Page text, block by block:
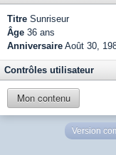
Titre Sunriseur
Âge 36 ans
Anniversaire Août 30,
Contrôles utilisateur
Mon contenu
Version